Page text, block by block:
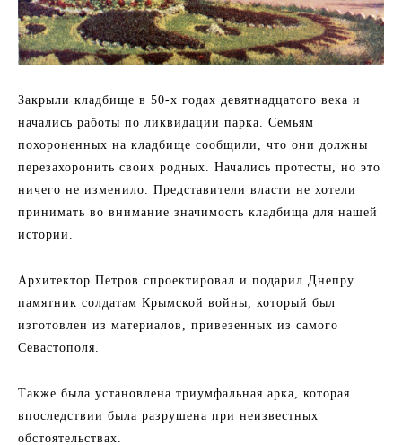
Закрыли кладбище в 50-х годах девятнадцатого века и
начались работы по ликвидации парка. Семьям
похороненных на кладбище сообщили, что они должны
перезахоронить своих родных. Начались протесты, но это
ничего не изменило. Представители власти не хотели
принимать во внимание значимость кладбища для нашей
истории.
Архитектор Петров спроектировал и подарил Днепру
памятник солдатам Крымской войны, который был
изготовлен из материалов, привезенных из самого
Севастополя.
Также была установлена триумфальная арка, которая
впоследствии была разрушена при неизвестных
обстоятельствах.